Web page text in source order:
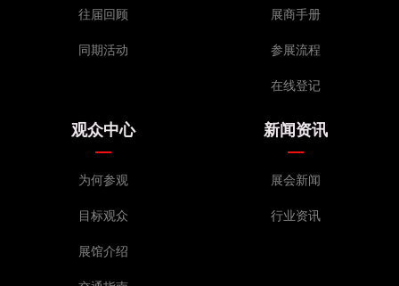
往届回顾
同期活动
展商手册
参展流程
在线登记
观众中心
为何参观
目标观众
展馆介绍
新闻资讯
展会新闻
行业资讯